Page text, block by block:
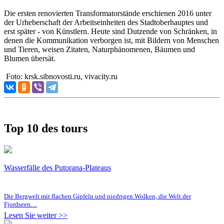
Die ersten renovierten Transformatorstände erschienen 2016 unter
der Urheberschaft der Arbeitseinheiten des Stadtoberhauptes und
erst später - von Künstlern. Heute sind Dutzende von Schränken, in
denen die Kommunikation verborgen ist, mit Bildern von Menschen
und Tieren, weisen Zitaten, Naturphänomenen, Bäumen und
Blumen übersät.
Foto: krsk.sibnovosti.ru, vivacity.ru
Top 10 des tours
Wasserfälle des Putorana-Plateaus
Die Bergwelt mit flachen Gipfeln und niedrigen Wolken, die Welt der
Fjordseen…
Lesen Sie weiter >>